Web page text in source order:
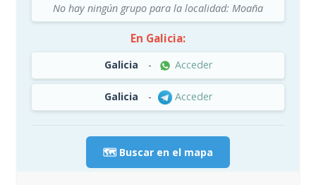
No hay ningún grupo para la localidad: Moaña
En Galicia:
Galicia - Acceder
Galicia - Acceder
🗺️ Buscar en el mapa